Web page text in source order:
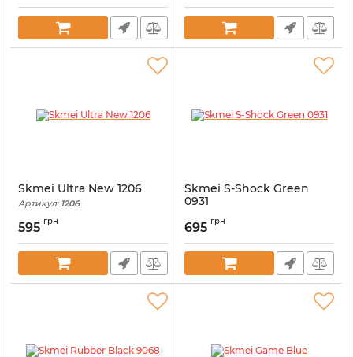
Skmei Ultra New 1206
Артикул:1206
595 грн
Skmei S-Shock Green
0931
695 грн